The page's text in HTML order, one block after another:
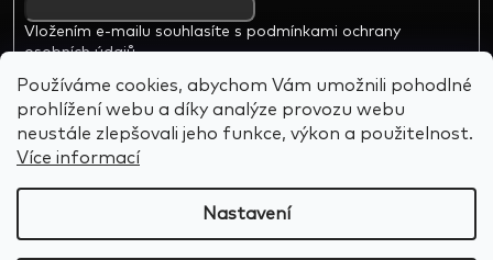
Používáme cookies, abychom Vám umožnili pohodlné
prohlížení webu a díky analýze provozu webu
neustále zlepšovali jeho funkce, výkon a použitelnost.
Více informací
Nastavení
Vložením e-mailu souhlasíte s podmínkami ochrany
osobních údajů
Vytvořil Shoptet &